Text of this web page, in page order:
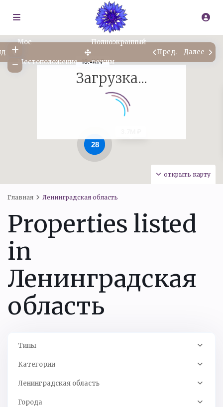
15.4M ₽
28
Загрузка...
открыть карту
Мое
Местоположение
Полноэкранный
режим
Пред. Далее
Главная Ленинградская область
Properties listed
in
Ленинградская
область
Типы
Категории
Ленинградская область
Города
Кингисеппский